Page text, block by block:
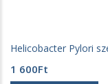
Helicobacter Pylori
1 600Ft